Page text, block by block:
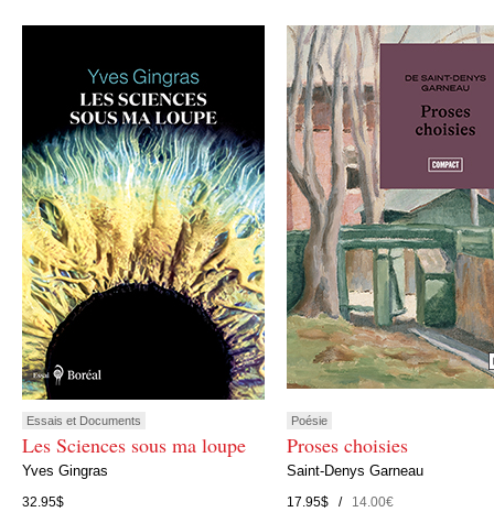
Essais et Documents
Les Sciences sous ma loupe
Yves Gingras
32.95$
Poésie
Proses choisies
Saint-Denys Garneau
17.95$ /14.00€